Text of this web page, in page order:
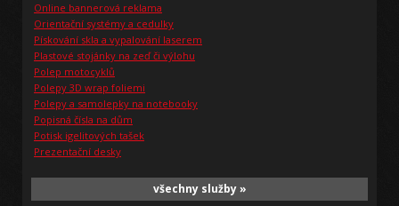
Online bannerová reklama
Orientační systémy a cedulky
Pískování skla a vypalování laserem
Plastové stojánky na zeď či výlohu
Polep motocyklů
Polepy 3D wrap foliemi
Polepy a samolepky na notebooky
Popisná čísla na dům
Potisk igelitových tašek
Prezentační desky
všechny služby »